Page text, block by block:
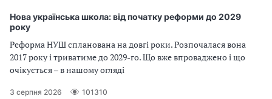
Нова українська школа: від початку реформи до 2029
року
Реформа НУШ спланована на довгі роки. Розпочалася вона
2017 року і триватиме до 2029-го. Що вже впроваджено і що
очікується – в нашому огляді
3 серпня 2026 101310